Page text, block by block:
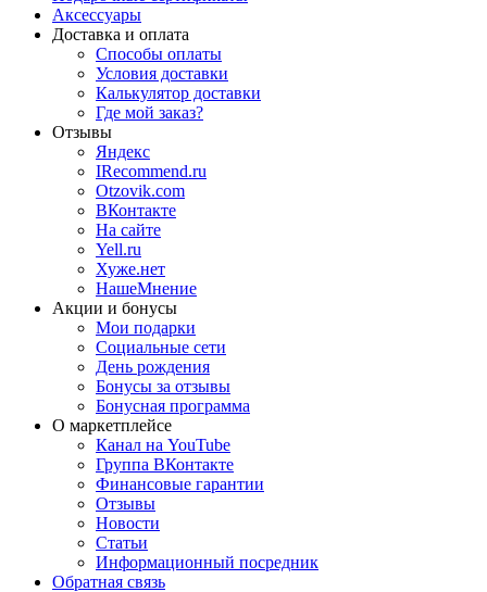
Аксессуары
Доставка и оплата
Способы оплаты
Условия доставки
Калькулятор доставки
Где мой заказ?
Отзывы
Яндекс
IRecommend.ru
Otzovik.com
ВКонтакте
На сайте
Yell.ru
Хуже.нет
НашеМнение
Акции и бонусы
Мои подарки
Социальные сети
День рождения
Бонусы за отзывы
Бонусная программа
О маркетплейсе
Канал на YouTube
Группа ВКонтакте
Финансовые гарантии
Отзывы
Новости
Статьи
Информационный посредник
Обратная связь